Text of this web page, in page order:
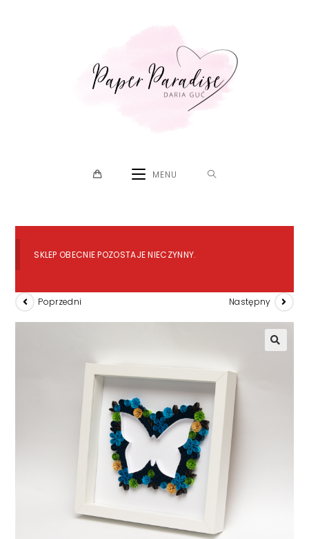
MENU
SKLEP OBECNIE POZOSTAJE NIECZYNNY.
Poprzedni Następny